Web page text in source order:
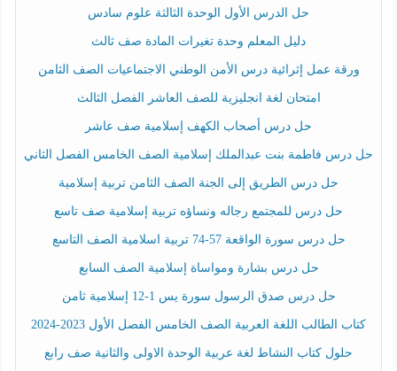
حل الدرس الأول الوحدة الثالثة علوم سادس
دليل المعلم وحدة تغيرات المادة صف ثالث
ورقة عمل إثرائية درس الأمن الوطني الاجتماعيات الصف الثامن
امتحان لغة انجليزية للصف العاشر الفصل الثالث
حل درس أصحاب الكهف إسلامية صف عاشر
حل درس فاطمة بنت عبدالملك إسلامية الصف الخامس الفصل الثاني
حل درس الطريق إلى الجنة الصف الثامن تربية إسلامية
حل درس للمجتمع رجاله ونساؤه تربية إسلامية صف تاسع
حل درس سورة الواقعة 57-74 تربية اسلامية الصف التاسع
حل درس بشارة ومواساة إسلامية الصف السابع
حل درس صدق الرسول سورة يس 1-12 إسلامية ثامن
كتاب الطالب اللغة العربية الصف الخامس الفصل الأول 2023-2024
حلول كتاب النشاط لغة عربية الوحدة الاولى والثانية صف رابع